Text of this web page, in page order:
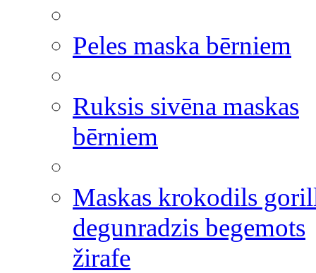
Peles maska bērniem
Ruksis sivēna maskas
bērniem
Maskas krokodils
degunradzis begemots
žirafe